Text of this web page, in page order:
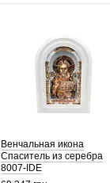
Венчальная икона
Спаситель из серебра
8007-IDE